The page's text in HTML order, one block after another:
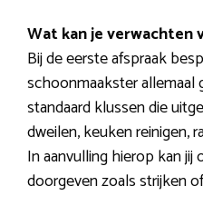
Wat kan je verwachten
Bij de eerste afspraak
schoonmaakster allemaal
standaard klussen die
dweilen, keuken reinigen,
In aanvulling hierop kan
doorgeven zoals strijken